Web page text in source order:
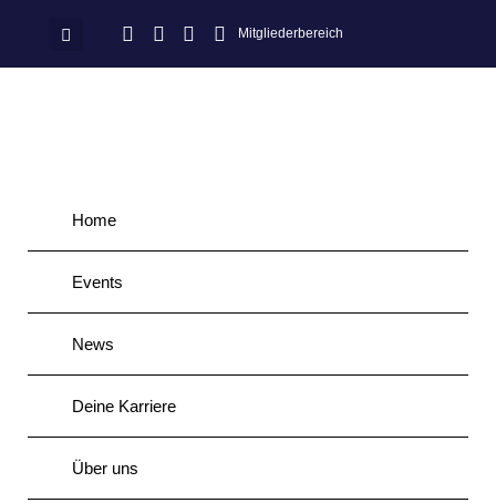
Mitgliederbereich
Home
Events
News
Deine Karriere
Über uns